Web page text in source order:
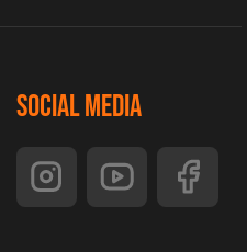
Social Media